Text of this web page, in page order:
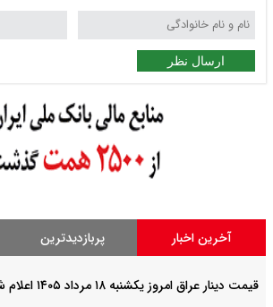
ارسال نظر
آخرین اخبار پربازدیدترین
قیمت دینار عراق امروز یکشنبه ۱۸ مرداد ۱۴۰۵ اعلام شد + جدول